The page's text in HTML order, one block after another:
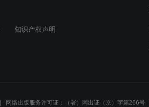
知识产权声明
网络出版服务许可证：（署）网出证（京）字第266号